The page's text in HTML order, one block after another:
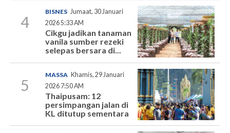
4
BISNES Jumaat, 30 Januari
2026 5:33 AM
Cikgu jadikan tanaman
vanila sumber rezeki
selepas bersara di...
5
MASSA Khamis, 29 Januari
2026 7:50 AM
Thaipusam: 12
persimpangan jalan di
KL ditutup sementara